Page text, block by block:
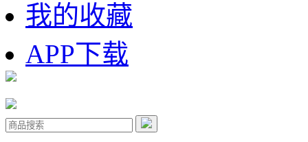
我的收藏
APP下载